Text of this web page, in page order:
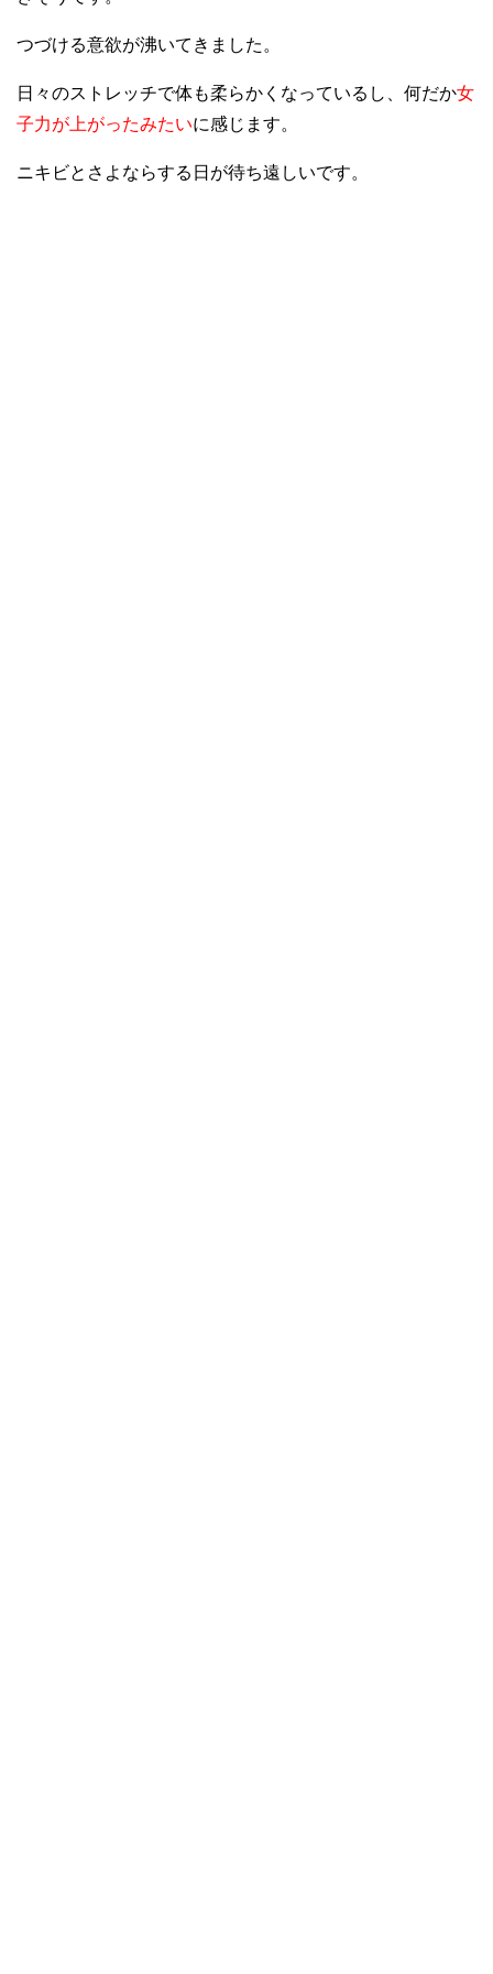
つづける意欲が沸いてきました。
日々のストレッチで体も柔らかくなっているし、何だか女
子力が上がったみたいに感じます。
ニキビとさよならする日が待ち遠しいです。